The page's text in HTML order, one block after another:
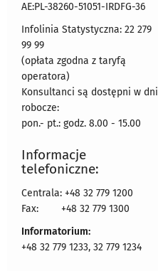
AE:PL-38260-51051-IRDFG-36
Infolinia Statystyczna: 22 279
99 99
(opłata zgodna z taryfą
operatora)
Konsultanci są dostępni w dni
robocze:
pon.- pt.: godz. 8.00 - 15.00
Informacje
telefoniczne:
Centrala: +48 32 779 1200
Fax:
+48 32 779 1300
Informatorium:
+48 32 779 1233, 32 779 1234